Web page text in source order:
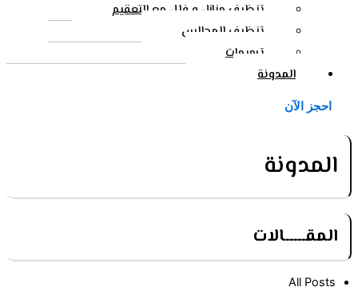
تنظيف منازل و فلل مع التعقيم
تنظيف المجالس
ترميمات
المدونة
احجز الآن
المدونة
المقـــــالات
All Posts